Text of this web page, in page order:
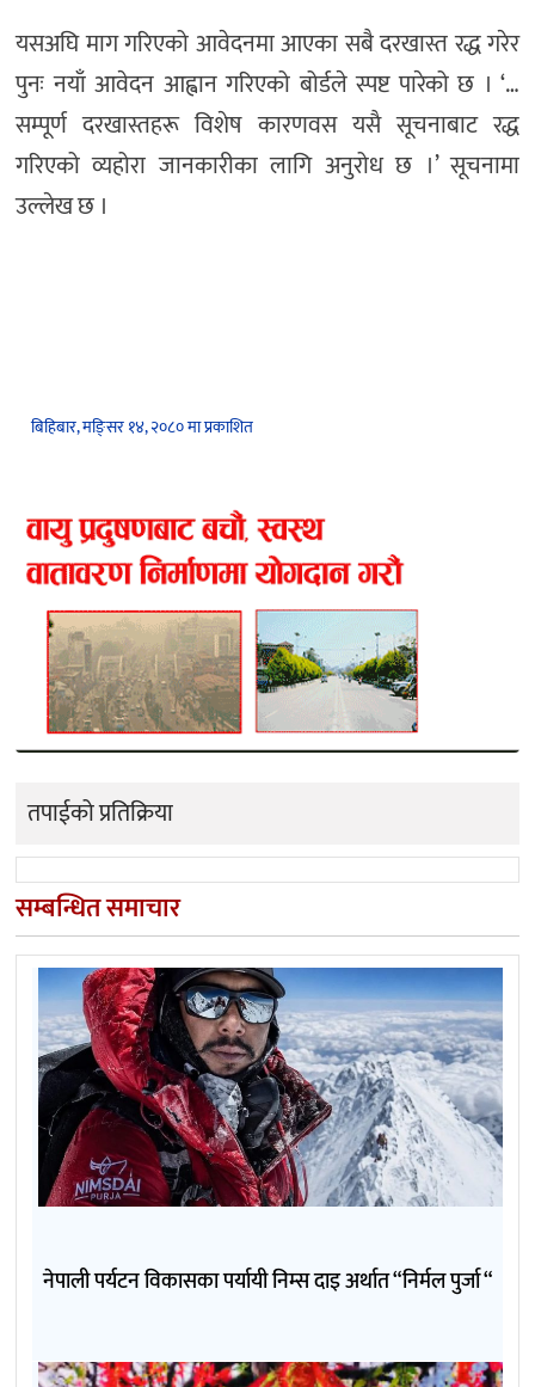
यसअघि माग गरिएको आवेदनमा आएका सबै दरखास्त रद्ध गरेर
पुनः नयाँ आवेदन आह्वान गरिएको बोर्डले स्पष्ट पारेको छ । ‘…
सम्पूर्ण दरखास्तहरू विशेष कारणवस यसै सूचनाबाट रद्ध
गरिएको व्यहोरा जानकारीका लागि अनुरोध छ ।’ सूचनामा
उल्लेख छ ।
बिहिबार, मङि्सर १४, २०८० मा प्रकाशित
तपाईको प्रतिक्रिया
सम्बन्धित समाचार
नेपाली पर्यटन विकासका पर्यायी निम्स दाइ अर्थात “निर्मल पुर्जा “